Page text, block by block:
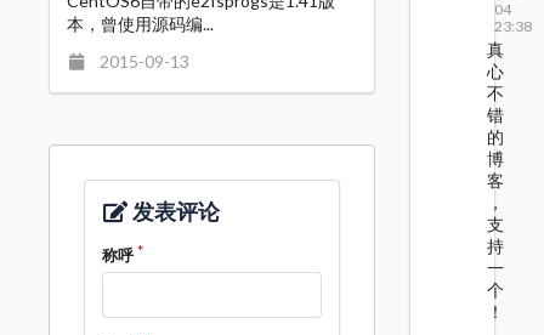
本，曾使用源码编...
2015-09-13
发表评论
称呼
04
23:38
真
心
不
错
的
博
客
，
支
持
一
个
！